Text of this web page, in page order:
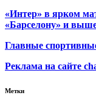
«Интер» в ярком
«Барселону» и
Главные
Реклама на сайте
Метки